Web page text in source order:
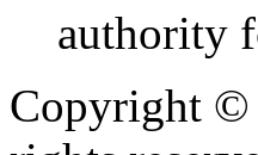
authority
Copyright ©